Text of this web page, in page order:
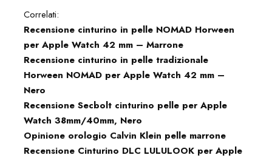
Correlati:
Recensione cinturino in pelle NOMAD Horween
per Apple Watch 42 mm – Marrone
Recensione cinturino in pelle tradizionale
Horween NOMAD per Apple Watch 42 mm –
Nero
Recensione Secbolt cinturino pelle per Apple
Watch 38mm/40mm, Nero
Opinione orologio Calvin Klein pelle marrone
Recensione Cinturino DLC LULULOOK per Apple